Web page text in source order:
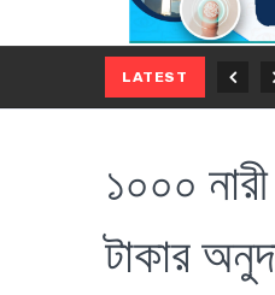
LATEST
১০০০
টাকার